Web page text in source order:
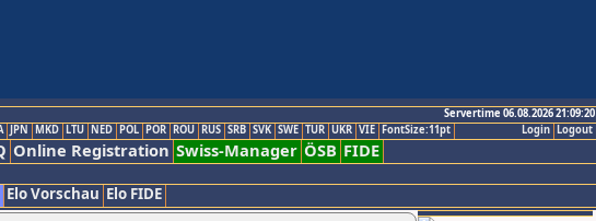
Servertime 06.08.2026 21:09:20
Logout
Login
JPN MKD LTU NED POL POR ROU RUS SRB SVK SWE TUR UKR VIE FontSize:11pt
Online Registration Swiss-Manager ÖSB FIDE
Elo Vorschau Elo FIDE